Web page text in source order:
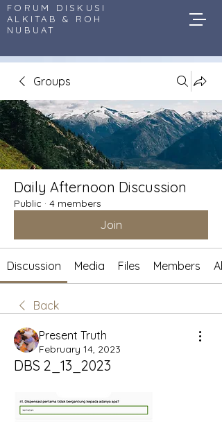
FORUM DISKUSI
ALKITAB & ROH
NUBUAT
Groups
Daily Afternoon Discussion
Public · 4 members
Join
Discussion Media Files Members
Back
Present Truth
February 14, 2023
DBS 2_13_2023